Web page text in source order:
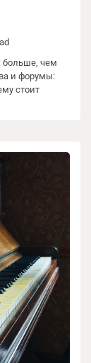
больше, чем
и форумы:
стоит